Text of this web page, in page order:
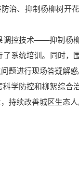
治、抑制杨柳树开
控技术——抑制杨
系统培训。同时，
题进行现场答疑解惑
学防控和柳絮综
持续改善城区生态